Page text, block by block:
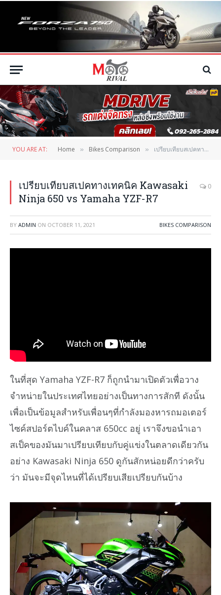
YOU ARE AT: Home » Bikes Comparison » เปรียบเทียบสเปคทางเทคนิค Kawasaki Ninja 650 vs Yamaha YZF-R7
เปรียบเทียบสเปคทางเทคนิค Kawasaki
Ninja 650 vs Yamaha YZF-R7
0
BY ADMIN ON OCTOBER 11, 2021 BIKES COMPARISON
ในที่สุด Yamaha YZF-R7 ก็ถูกนำมาเปิดตัวเพื่อวาง
จำหน่ายในประเทศไทยอย่างเป็นทางการสักที ดังนั้น
เพื่อเป็นข้อมูลสำหรับเพื่อนๆที่กำลังมองหารถมอเตอร์
ไซค์สปอร์ตไบค์ในคลาส 650cc อยู่ เราจึงขอนำเอา
สเป็คของมันมาเปรียบเทียบกับคู่แข่งในตลาดเดียวกัน
อย่าง Kawasaki Ninja 650 ดูกันสักหน่อยดีกว่าครับ
ว่า มันจะมีจุดไหนที่ได้เปรียบเสียเปรียบกันบ้าง